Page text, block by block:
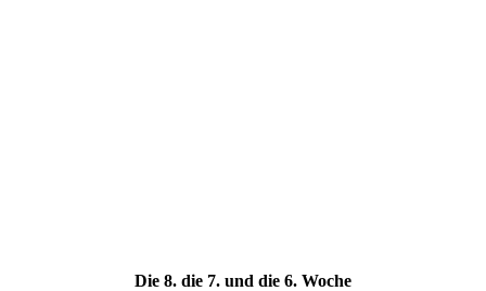
Die 8. die 7. und die 6. Woche